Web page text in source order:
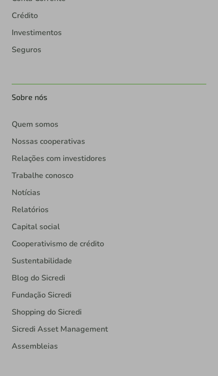
Crédito
Investimentos
Seguros
Sobre nós
Quem somos
Nossas cooperativas
Relações com investidores
Trabalhe conosco
Notícias
Relatórios
Capital social
Cooperativismo de crédito
Sustentabilidade
Blog do Sicredi
Fundação Sicredi
Shopping do Sicredi
Sicredi Asset Management
Assembleias